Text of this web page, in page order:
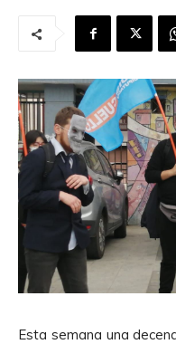
Esta semana una